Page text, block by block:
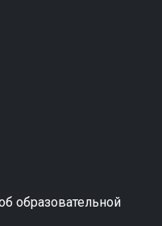
образовательной